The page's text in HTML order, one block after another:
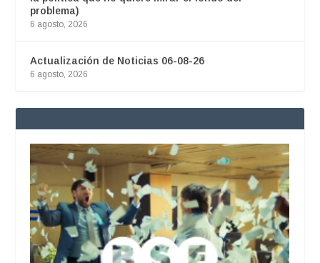
problema)
6 agosto, 2026
Actualización de Noticias 06-08-26
6 agosto, 2026